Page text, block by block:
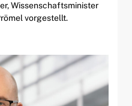
Wissenschaftsminister
vorgestellt.